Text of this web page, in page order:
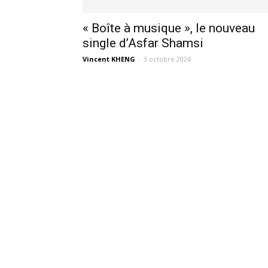
« Boîte à musique », le nouveau
single d’Asfar Shamsi
Vincent KHENG - 3 octobre 2024